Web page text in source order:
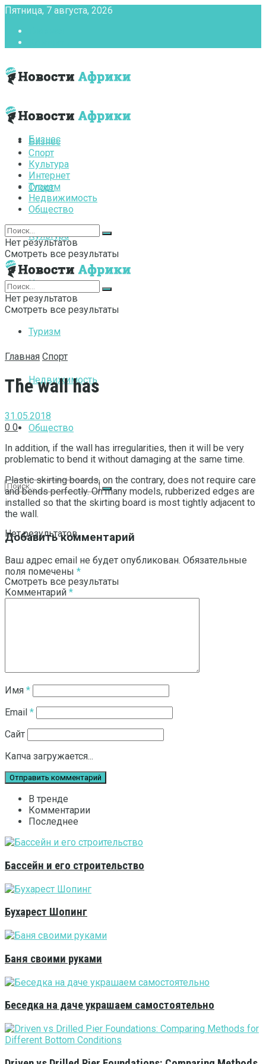
Пятница, 7 августа, 2026
Бизнес
Спорт
Культура
Интернет
Туризм
Недвижимость
Общество
Нет результатов
Смотреть все результаты
Бизнес
Спорт
Культура
Интернет
Туризм
Недвижимость
Общество
Нет результатов
Смотреть все результаты
Нет результатов
Смотреть все результаты
Главная Спорт
The wall has
31.05.2018
0 0
In addition, if the wall has irregularities, then it will be very
problematic to bend it without damaging at the same time.
Plastic skirting boards, on the contrary, does not require care
and bends perfectly. On many models, rubberized edges are
installed so that the skirting board is most tightly adjacent to
the wall.
Добавить комментарий
Ваш адрес email не будет опубликован. Обязательные
поля помечены *
Комментарий *
Имя *
Email *
Сайт
Капча загружается...
В тренде
Комментарии
Последнее
Бассейн и его строительство
Бухарест Шопинг
Баня своими руками
Беседка на даче украшаем самостоятельно